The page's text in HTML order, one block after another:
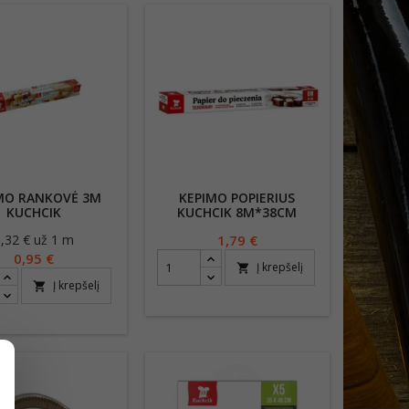
RANKOVĖ 3M
KUCHCIK
Kaina
€ už 1 m
0,95 €
shopping_cart Į krepšelį
KEPIMO POPIERIUS
KUCHCIK 8M*38CM
Kaina
1,79 €
shopping_cart Į krepšelį